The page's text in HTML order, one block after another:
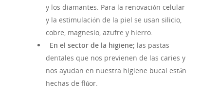
y los diamantes. Para la renovación celular
y la estimulación de la piel se usan silicio,
cobre, magnesio, azufre y hierro.
En el sector de la higiene; las pastas
dentales que nos previenen de las caries y
nos ayudan en nuestra higiene bucal están
hechas de flúor.